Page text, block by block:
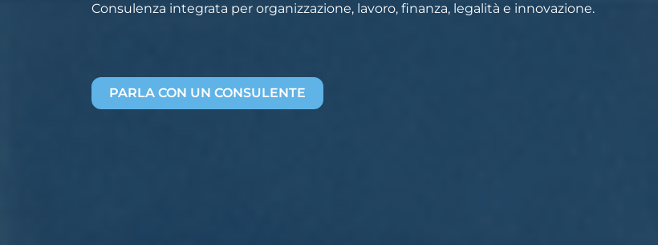
Consulenza integrata per organizzazione, lavoro, finanza, legalità e innovazione.
PARLA CON UN CONSULENTE